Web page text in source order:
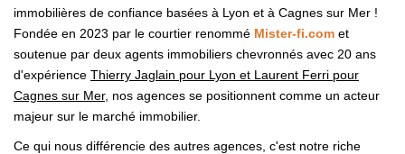
immobilières de confiance basées à Lyon et à Cagnes sur Mer !
Fondée en 2023 par le courtier renommé Mister-fi.com et
soutenue par deux agents immobiliers chevronnés avec 20 ans
d'expérience Thierry Jaglain pour Lyon et Laurent Ferri pour
Cagnes sur Mer, nos agences se positionnent comme un acteur
majeur sur le marché immobilier.
Ce qui nous différencie des autres agences, c'est notre riche